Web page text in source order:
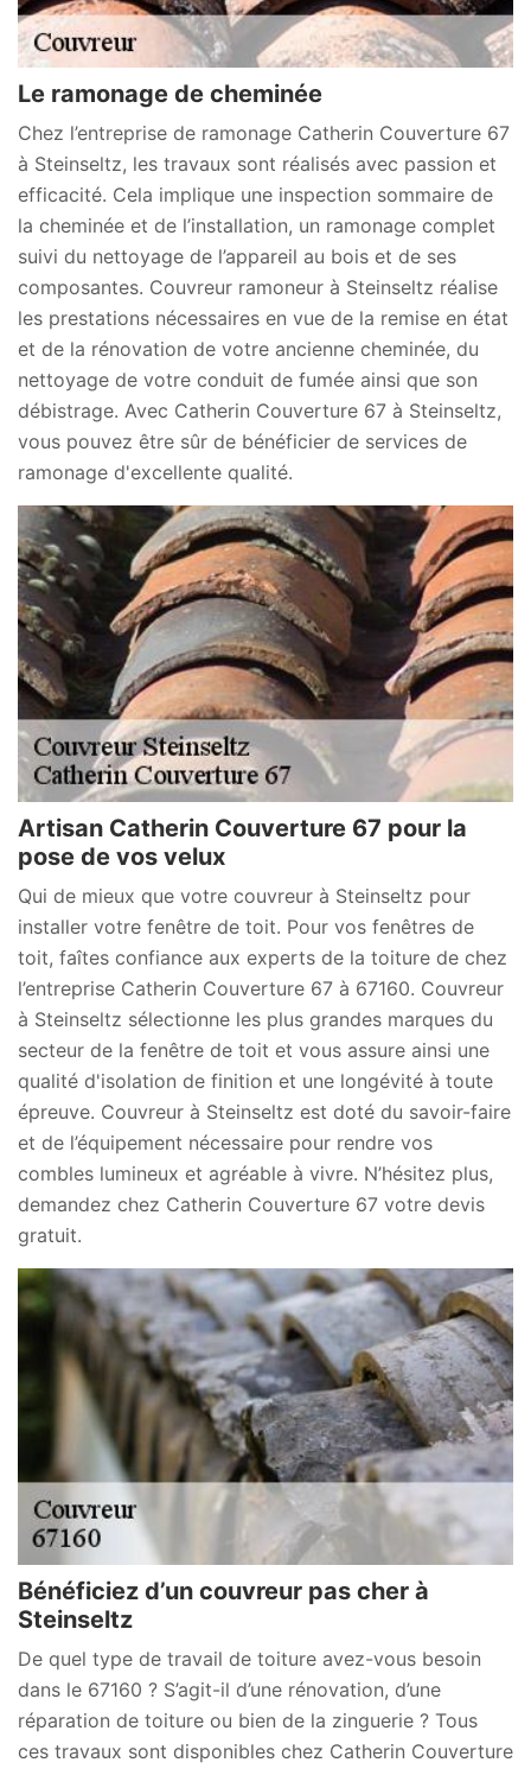
Le ramonage de cheminée
Chez l’entreprise de ramonage Catherin Couverture 67
à Steinseltz, les travaux sont réalisés avec passion et
efficacité. Cela implique une inspection sommaire de
la cheminée et de l’installation, un ramonage complet
suivi du nettoyage de l’appareil au bois et de ses
composantes. Couvreur ramoneur à Steinseltz réalise
les prestations nécessaires en vue de la remise en état
et de la rénovation de votre ancienne cheminée, du
nettoyage de votre conduit de fumée ainsi que son
débistrage. Avec Catherin Couverture 67 à Steinseltz,
vous pouvez être sûr de bénéficier de services de
ramonage d'excellente qualité.
Artisan Catherin Couverture 67 pour la
pose de vos velux
Qui de mieux que votre couvreur à Steinseltz pour
installer votre fenêtre de toit. Pour vos fenêtres de
toit, faîtes confiance aux experts de la toiture de chez
l’entreprise Catherin Couverture 67 à 67160. Couvreur
à Steinseltz sélectionne les plus grandes marques du
secteur de la fenêtre de toit et vous assure ainsi une
qualité d'isolation de finition et une longévité à toute
épreuve. Couvreur à Steinseltz est doté du savoir-faire
et de l’équipement nécessaire pour rendre vos
combles lumineux et agréable à vivre. N’hésitez plus,
demandez chez Catherin Couverture 67 votre devis
gratuit.
Bénéficiez d’un couvreur pas cher à
Steinseltz
De quel type de travail de toiture avez-vous besoin
dans le 67160 ? S’agit-il d’une rénovation, d’une
réparation de toiture ou bien de la zinguerie ? Tous
ces travaux sont disponibles chez Catherin Couverture